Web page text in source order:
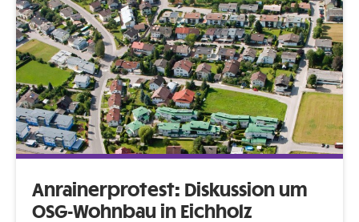
Anrainerprotest: Diskussion um
OSG-Wohnbau in Eichholz